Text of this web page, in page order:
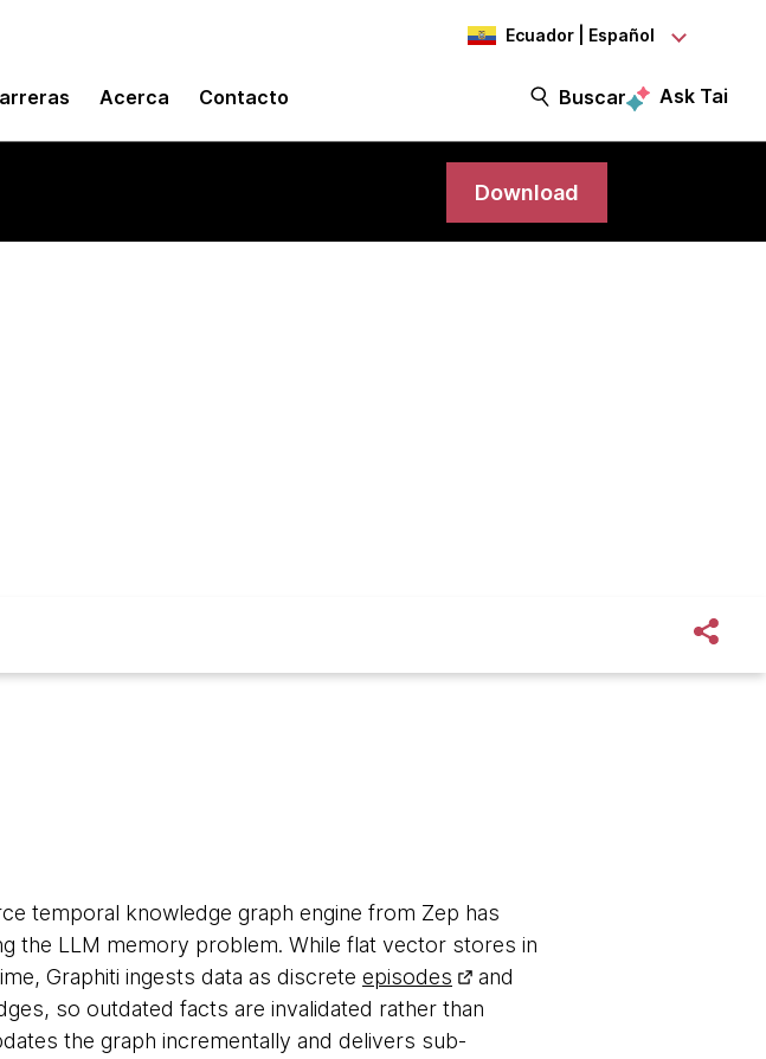
Ecuador | Español
Acerca Contacto Buscar Ask Tai
Download
temporal knowledge graph engine from Zep has
the LLM memory problem. While flat vector stores in
Graphiti ingests data as discrete episodes
and
so outdated facts are invalidated rather than
the graph incrementally and delivers sub-